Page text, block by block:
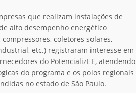
que realizam instalações de
alto desempenho energético
coletores solares,
etc.) registraram interesse em
do PotencializEE, atendendo
do programa e os polos regionais
no estado de São Paulo.